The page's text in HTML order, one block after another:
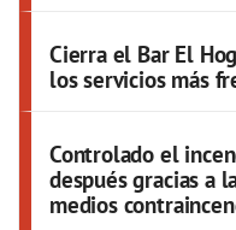
Cierra el Bar El
los servicios más
Controlado el
después gracias a
medios